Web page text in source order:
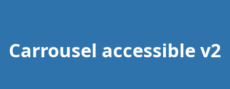
Carrousel accessible v2